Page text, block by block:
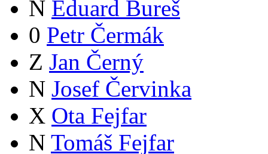
N Eduard Bureš
0 Petr Čermák
Z Jan Černý
N Josef Červinka
X Ota Fejfar
N Tomáš Fejfar